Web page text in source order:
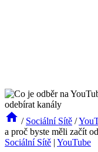
/ Sociální Sítě /
a proč byste měli začít
Sociální Sítě | YouTube